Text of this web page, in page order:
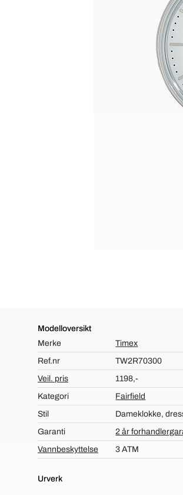
Modelloversikt
Merke
Timex
Ref.nr
TW2R70300
Veil. pris
1198,-
Kategori
Fairfield
Stil
Dameklokke,
Garanti
2 år
Vannbeskyttelse
3 ATM
Urverk